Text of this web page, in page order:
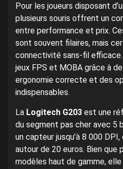
Pour les joueurs disposant
plusieurs souris offrent un
entre performance et prix.
sont souvent filaires, mais
connectivité sans-fil
jeux FPS et MOBA grâce à
ergonomie correcte et des
indispensables.
La Logitech G203 est une
du segment pas cher avec 5
un capteur jusqu’à 8 000
autour de 20 euros. Bien que
modèles haut de gamme,